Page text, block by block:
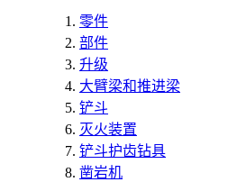
零件
部件
升级
大臂梁和推进梁
铲斗
灭火装置
铲斗护齿钻具
凿岩机